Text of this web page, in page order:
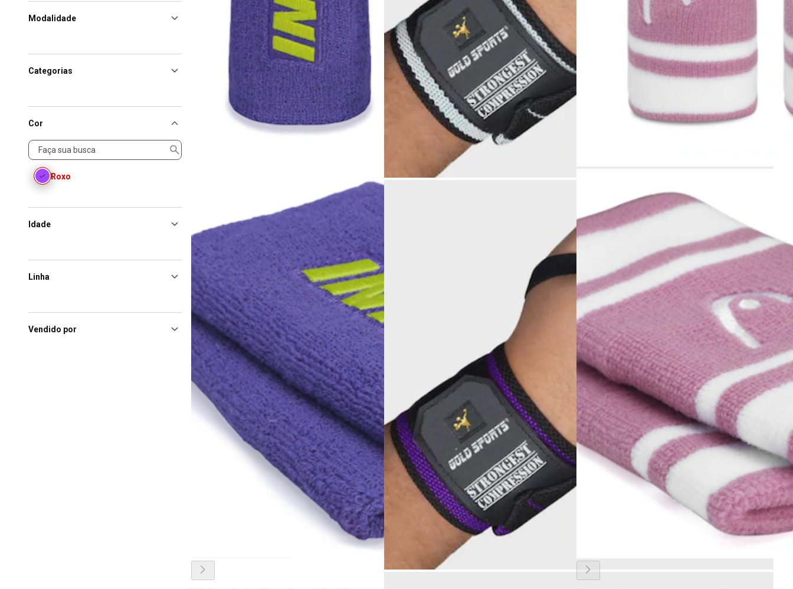
Modalidade
Categorias
Cor
Cor
Roxo
Idade
Linha
Vendido por